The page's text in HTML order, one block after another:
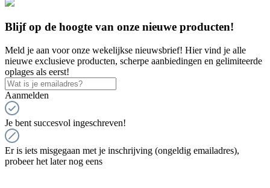
Blijf op de hoogte van onze nieuwe producten!
Meld je aan voor onze wekelijkse nieuwsbrief! Hier vind je alle
nieuwe exclusieve producten, scherpe aanbiedingen en gelimiteerde
oplages als eerst!
Aanmelden
Je bent succesvol ingeschreven!
Er is iets misgegaan met je inschrijving (ongeldig emailadres),
probeer het later nog eens